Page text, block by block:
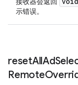
示错误。
resetAllAd
Remote